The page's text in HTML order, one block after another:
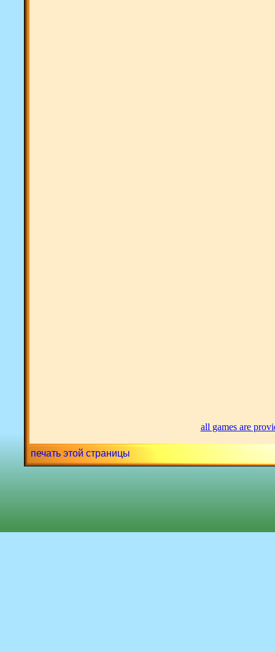
all games are
печать этой страницы